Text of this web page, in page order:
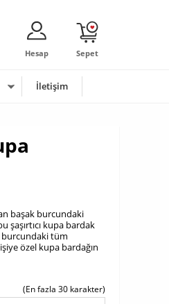
Sepet
Hesap
İletişim
başak burcundaki
şaşırtıcı kupa bardak
burcundaki tüm
özel kupa bardağın
(En fazla 30 karakter)